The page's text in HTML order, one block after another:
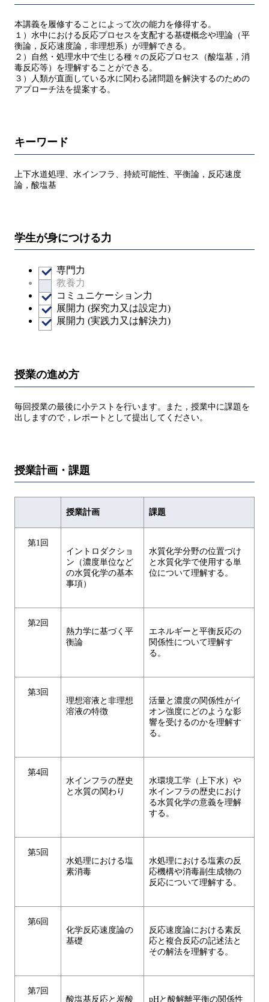
本講義を履修することによって次の能力を修得する。
１）水中における反応プロセスを支配する基礎概念や理論（平
衡論，反応速度論，非理想系）が理解できる。
２）自然・処理水中で生じる種々の反応プロセス（酸塩基，消
毒反応等）を理解することができる。
３）人類が直面している水に関わる諸問題を解決するのための
アプローチ法を提案する。
キーワード
上下水道処理、水インフラ、持続可能性、平衡論，反応速度
論，酸塩基
学生が身につける力
専門力
教養力
コミュニケーション力
展開力 (探究力又は設定力)
展開力 (実践力又は解決力)
授業の進め方
毎回授業の最後に小テストを行います。また，授業中に課題を
出しますので，レポートとして提出してください。
授業計画・課題
授業計画 課題
第1回
イントロダクショ
ン（濃度単位など
の水質化学の基本
事項）
水質化学分野の位置づけ
と水質化学で使用する単
位について理解する。
第2回
熱力学に基づく平
衡論
エネルギーと平衡反応の
関係性について理解す
る。
第3回
理想溶液と非理想
溶液の特徴
活量と濃度の関係性がイ
オン強度にどのような影
響を受けるのかを理解す
る。
第4回
水インフラの歴史
と水質の関わり
水環境工学（上下水）や
水インフラの歴史におけ
る水質化学の意義を理解
する。
第5回
水処理における塩
素消毒
水処理における塩素の反
応機構や消毒副生成物の
反応について理解する。
第6回
化学反応速度論の
基礎
反応速度論における素反
応と複合反応の記述法と
その解法を理解する。
第7回
酸塩基反応と炭酸
pHと酸解離平衡の関係性